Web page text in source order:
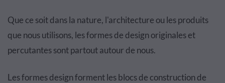
Que ce soit dans la nature, l'architecture ou les produits
que nous utilisons, les formes de design originales et
percutantes sont partout autour de nous.
Les formes design forment les blocs de construction de